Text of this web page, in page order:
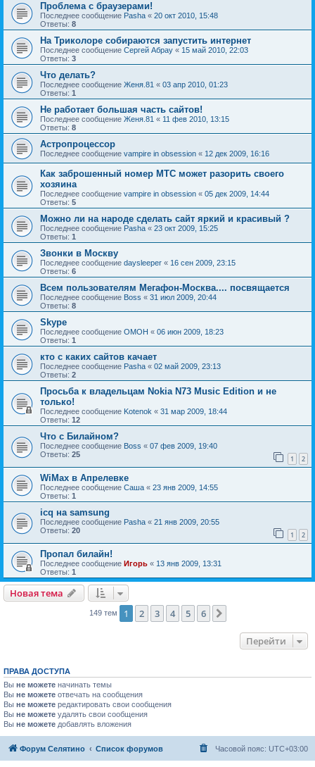
Проблема с браузерами!
Последнее сообщение Pasha « 20 окт 2010, 15:48
Ответы: 8
На Триколоре собираются запустить интернет
Последнее сообщение Сергей Абрау « 15 май 2010, 22:03
Ответы: 3
Что делать?
Последнее сообщение Женя.81 « 03 апр 2010, 01:23
Ответы: 1
Не работает большая часть сайтов!
Последнее сообщение Женя.81 « 11 фев 2010, 13:15
Ответы: 8
Астропроцессор
Последнее сообщение vampire in obsession « 12 дек 2009, 16:16
Как заброшенный номер МТС может разорить своего
хозяина
Последнее сообщение vampire in obsession « 05 дек 2009, 14:44
Ответы: 5
Можно ли на народе сделать сайт яркий и красивый ?
Последнее сообщение Pasha « 23 окт 2009, 15:25
Ответы: 1
Звонки в Москву
Последнее сообщение daysleeper « 16 сен 2009, 23:15
Ответы: 6
Всем пользователям Мегафон-Москва.... посвящается
Последнее сообщение Boss « 31 июл 2009, 20:44
Ответы: 8
Skype
Последнее сообщение OMOH « 06 июн 2009, 18:23
Ответы: 1
кто с каких сайтов качает
Последнее сообщение Pasha « 02 май 2009, 23:13
Ответы: 2
Просьба к владельцам Nokia N73 Music Edition и не
только!
Последнее сообщение Kotenok « 31 мар 2009, 18:44
Ответы: 12
Что с Билайном?
Последнее сообщение Boss « 07 фев 2009, 19:40
Ответы: 25 1 2
WiMax в Апрелевке
Последнее сообщение Саша « 23 янв 2009, 14:55
Ответы: 1
icq на samsung
Последнее сообщение Pasha « 21 янв 2009, 20:55
Ответы: 20 1 2
Пропал билайн!
Последнее сообщение Игорь « 13 янв 2009, 13:31
Ответы: 1
Новая тема
149 тем 1 2 3 4 5 6
Перейти
ПРАВА ДОСТУПА
Вы не можете начинать темы
Вы не можете отвечать на сообщения
Вы не можете редактировать свои сообщения
Вы не можете удалять свои сообщения
Вы не можете добавлять вложения
Форум Селятино Список форумов Часовой пояс: UTC+03:00